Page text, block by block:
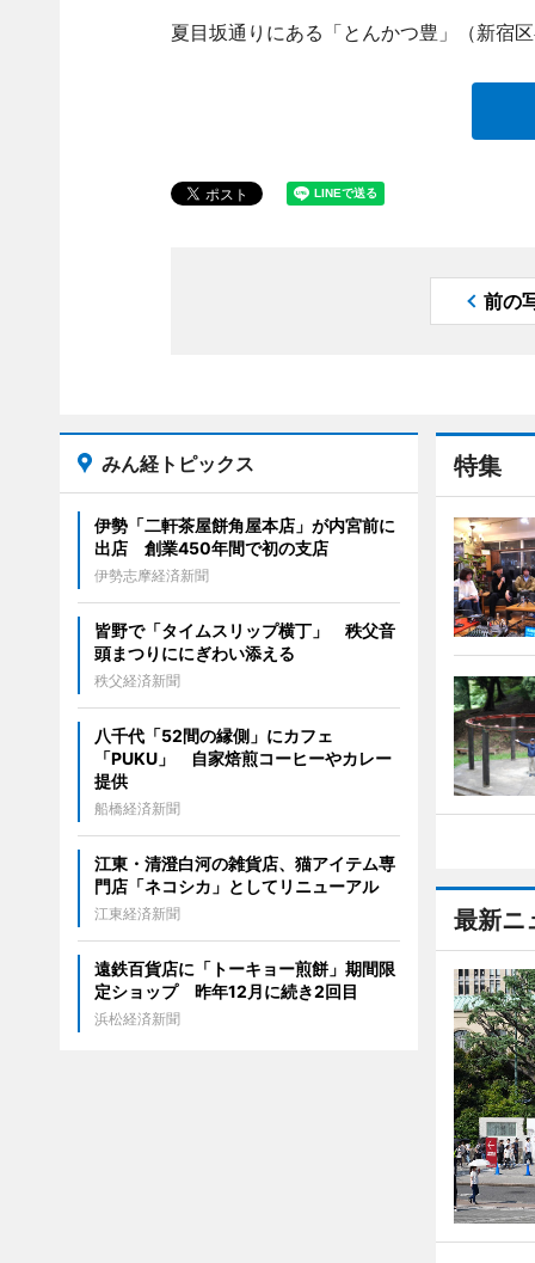
夏目坂通りにある「とんかつ豊」（新宿
前の
特集
最新ニ
みん経トピックス
伊勢「二軒茶屋餅角屋本店」が内宮前に
出店 創業450年間で初の支店
伊勢志摩経済新聞
皆野で「タイムスリップ横丁」 秩父音
頭まつりににぎわい添える
秩父経済新聞
八千代「52間の縁側」にカフェ
「PUKU」 自家焙煎コーヒーやカレー
提供
船橋経済新聞
江東・清澄白河の雑貨店、猫アイテム専
門店「ネコシカ」としてリニューアル
江東経済新聞
遠鉄百貨店に「トーキョー煎餅」期間限
定ショップ 昨年12月に続き2回目
浜松経済新聞